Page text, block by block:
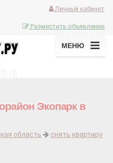
Личный кабинет
Разместить объявление
МЕНЮ
Экопарк в
область
снять квартиру